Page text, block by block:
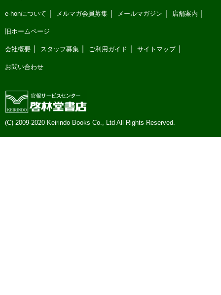
e-honについて メルマガ会員募集 メールマガジン 店舗案内
旧ホームページ
会社概要 スタッフ募集 ご利用ガイド サイトマップ
お問い合わせ
(C) 2009-2020 Keirindo Books Co., Ltd All Rights Reserved.